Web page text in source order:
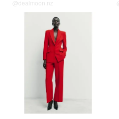
@dealmoon.nz